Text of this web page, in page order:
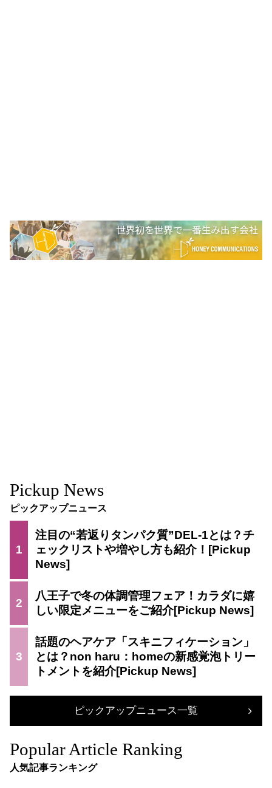
Pickup News
ピックアップニュース
1
注目の“若返りタンパク質”DEL-1とは？チ
ェックリストや増やし方も紹介！
2
八王子で冬の体調管理フェア！カラダに嬉
しい限定メニューをご紹介
3
話題のヘアケア「スキニフィケーション」
とは？non haru：homeの新感覚泡トリー
トメントを紹介
ピックアップニュース一覧
Popular Article Ranking
人気記事ランキング